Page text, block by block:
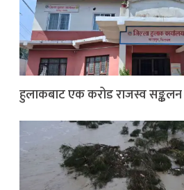
हुलाकबाट एक करोड राजस्व सङ्कलन